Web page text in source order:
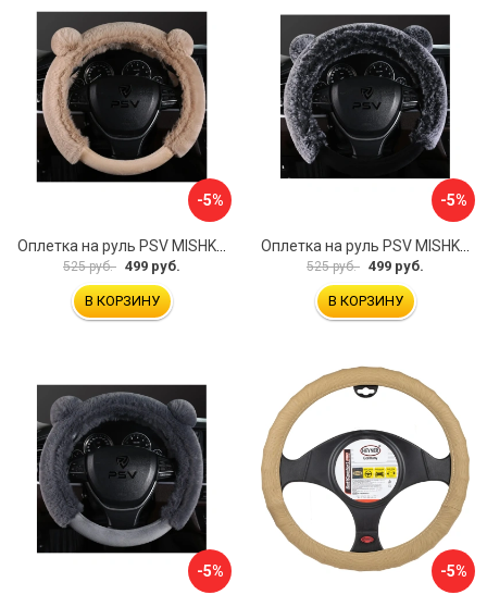
-5%
Оплетка на руль PSV MISHKA Premium 136099
525 руб. 499 руб.
В КОРЗИНУ
-5%
Оплетка на руль PSV MISHKA Premium 136095
525 руб. 499 руб.
В КОРЗИНУ
-5% -5%